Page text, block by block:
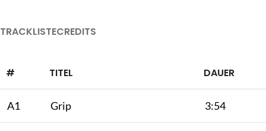
TRACKLISTECREDITS
# TITEL DAUER
A1 Grip 3:54